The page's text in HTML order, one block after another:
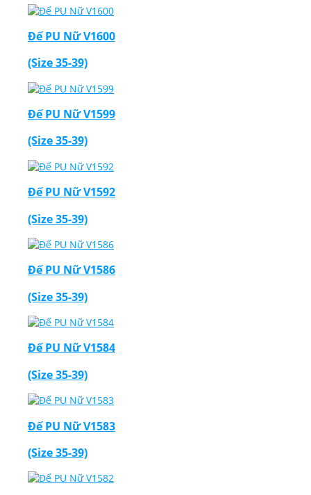
Đế PU Nữ V1600
(Size 35-39)
Đế PU Nữ V1599
(Size 35-39)
Đế PU Nữ V1592
(Size 35-39)
Đế PU Nữ V1586
(Size 35-39)
Đế PU Nữ V1584
(Size 35-39)
Đế PU Nữ V1583
(Size 35-39)
Thiết Kế Website